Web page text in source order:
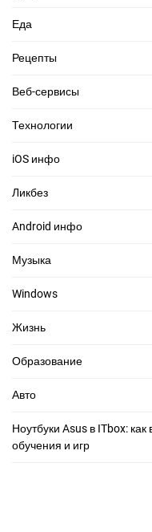
Еда
Рецепты
Веб-сервисы
Технологии
iOS инфо
Ликбез
Android инфо
Музыка
Windows
Жизнь
Образование
Авто
Ноутбуки Asus в ITbox:
обучения и игр